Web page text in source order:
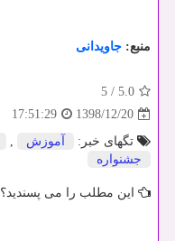
منبع: جاویدانی
5.0
/
5
1398/12/20
17:51:29
تگهای خبر:
آموزش ,
جشنواره
این مطلب را می پسندید؟